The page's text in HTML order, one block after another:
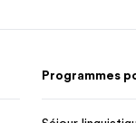
Programmes